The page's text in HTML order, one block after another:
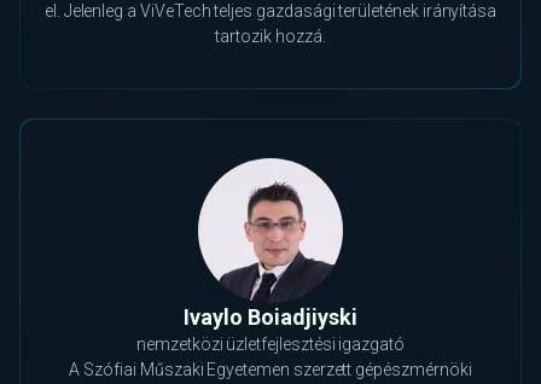
el. Jelenleg a ViVeTech teljes gazdasági területének irányítása
tartozik hozzá.
Ivaylo Boiadjiyski
nemzetközi üzletfejlesztési igazgató
A Szófiai Műszaki Egyetemen szerzett gépészmérnöki